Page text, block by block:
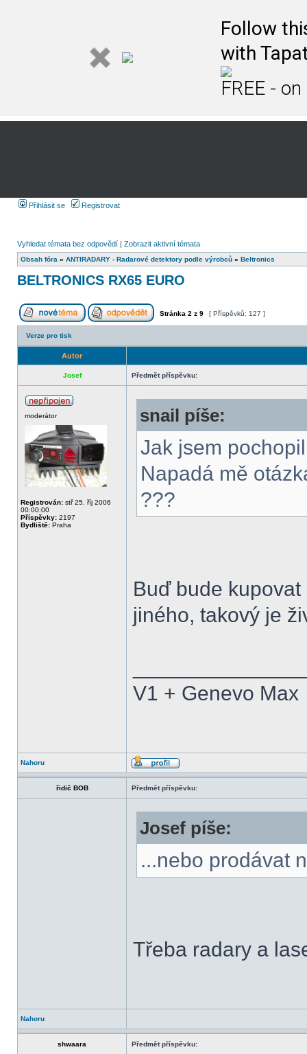
Follow
with
FREE -
Přihlásit se Registrovat
Vyhledat témata bez odpovědí | Zobrazit aktivní témata
Obsah fóra » ANTIRADARY - Radarové detektory podle výrobců » Beltronics
BELTRONICS RX65 EURO
Stránka 2 z 9 [ Příspěvků: 127 ]
Verze pro tisk
Autor
Josef Předmět příspěvku:
moderátor
Registrován: stř 25. říj 2006
00:00:00
Příspěvky: 2197
Bydliště: Praha
snail píše:
Jak jsem
Napadá mě
???
Buď bude
jiného, takový je
V1 + Genevo Max
Nahoru
řidič BOB Předmět příspěvku:
Josef píše:
...nebo prodávat
Třeba radary a
Nahoru
shwaara Předmět příspěvku: